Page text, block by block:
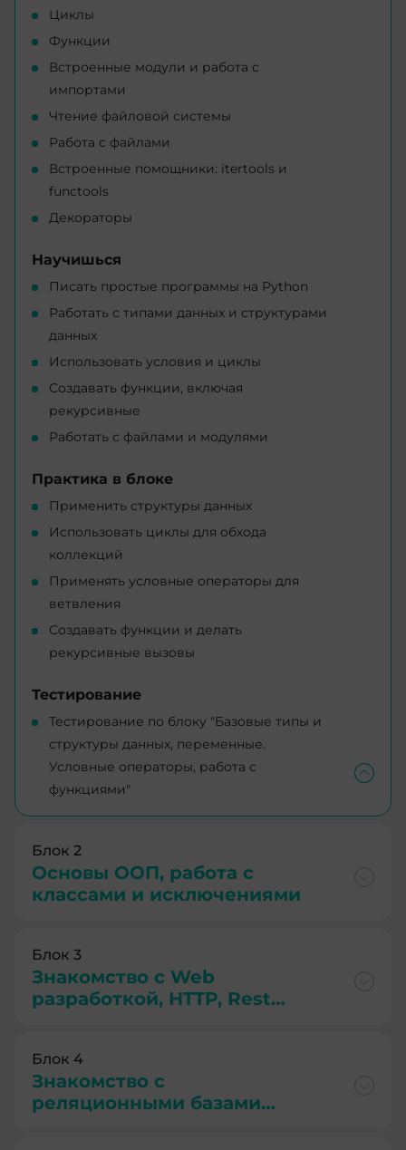
Циклы
Функции
Встроенные модули и работа с
импортами
Чтение файловой системы
Работа с файлами
Встроенные помощники: itertools и
functools
Декораторы
Научишься
Писать простые программы на Python
Работать с типами данных и структурами
данных
Использовать условия и циклы
Создавать функции, включая
рекурсивные
Работать с файлами и модулями
Практика в блоке
Применить структуры данных
Использовать циклы для обхода
коллекций
Применять условные операторы для
ветвления
Создавать функции и делать
рекурсивные вызовы
Тестирование
Тестирование по блоку "Базовые типы и
структуры данных, переменные.
Условные операторы, работа с
функциями"
Блок 2
Основы ООП, работа с
классами и исключениями
Блок 3
Знакомство с Web
разработкой, HTTP, Rest
веб-приложение.
Знакомство с git
Блок 4
Знакомство с
реляционными базами